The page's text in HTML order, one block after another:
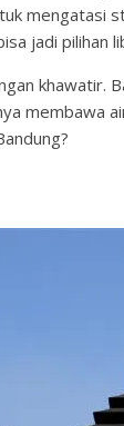
mengatasi
jadi pilihan
khawatir.
membawa